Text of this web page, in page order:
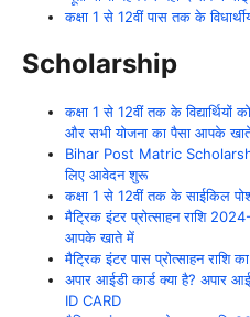
कक्षा 1 से 12वीं पास तक के
Scholarship
कक्षा 1 से 12वीं तक के विद्यार्थियों
और सभी योजना का पैसा आपके
Bihar Post Matric
लिए आवेदन शुरू
कक्षा 1 से 12वीं तक के साईकिल
मैट्रिक इंटर प्रोत्साहन राशि
आपके खाते में
मैट्रिक इंटर पास प्रोत्साहन राशि
अपार आईडी कार्ड क्या है? अपार
ID CARD